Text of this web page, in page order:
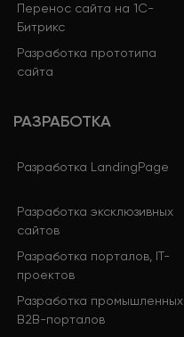
Перенос сайта на 1С-
Битрикс
Разработка прототипа
сайта
РАЗРАБОТКА
Разработка LandingPage
Разработка эксклюзивных
сайтов
Разработка порталов, IT-
проектов
Разработка промышленных
B2B-порталов